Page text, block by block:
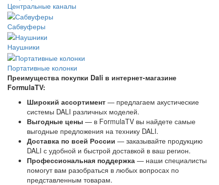
Центральные каналы
Сабвуферы
Наушники
Портативные колонки
Преимущества покупки Dali в интернет-магазине
FormulaTV:
Широкий ассортимент — предлагаем акустические
системы DALI различных моделей.
Выгодные цены — в FormulaTV вы найдете самые
выгодные предложения на технику DALI.
Доставка по всей России — заказывайте продукцию
DALI с удобной и быстрой доставкой в ваш регион.
Профессиональная поддержка — наши специалисты
помогут вам разобраться в любых вопросах по
представленным товарам.